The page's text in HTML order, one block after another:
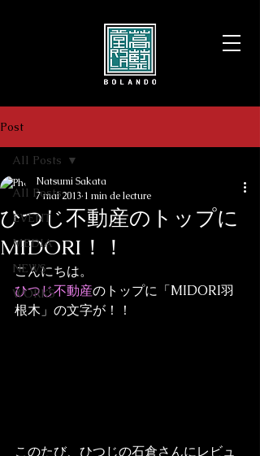
Post
All Posts
EVENT
MEDIA
NEWS
WORKS
All Posts
ひつじ不動産のトップに
MIDORI！！
Natsumi Sakata
7 mai 2013 1 min de lecture
こんにちは。
ひつじ不動産のトップに「MIDORI羽
根木」の文字が！！
このたび、ひつじの石倉さんにレビュ